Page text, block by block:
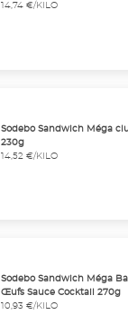
14,74 €/KILO
Sodebo Sandwich Méga
230g
14,52 €/KILO
Sodebo Sandwich Méga
Œufs Sauce Cocktail 270g
10,93 €/KILO